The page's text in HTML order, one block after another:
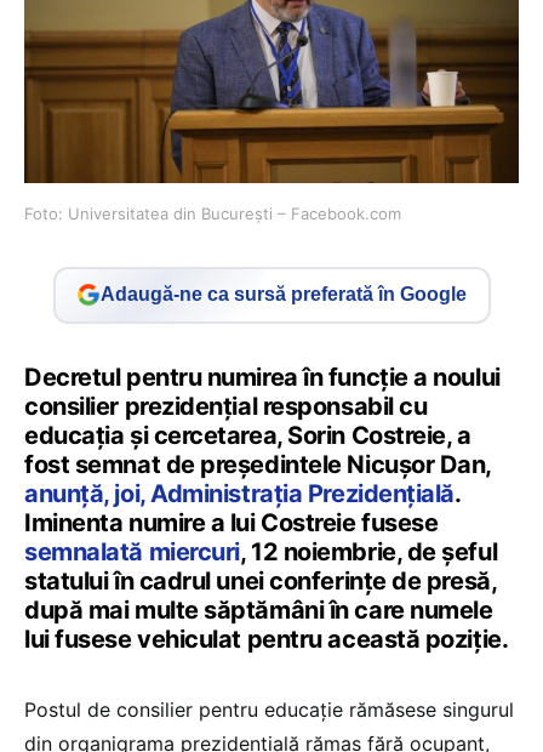
Foto: Universitatea din București – Facebook.com
Adaugă-ne ca sursă preferată în Google
Decretul pentru numirea în funcție a noului
consilier prezidențial responsabil cu
educația și cercetarea, Sorin Costreie, a
fost semnat de președintele Nicușor Dan,
anunță, joi, Administrația Prezidențială.
Iminenta numire a lui Costreie fusese
semnalată miercuri, 12 noiembrie, de șeful
statului în cadrul unei conferințe de presă,
după mai multe săptămâni în care numele
lui fusese vehiculat pentru această poziție.
Postul de consilier pentru educație rămăsese singurul
din organigrama prezidențială rămas fără ocupant,